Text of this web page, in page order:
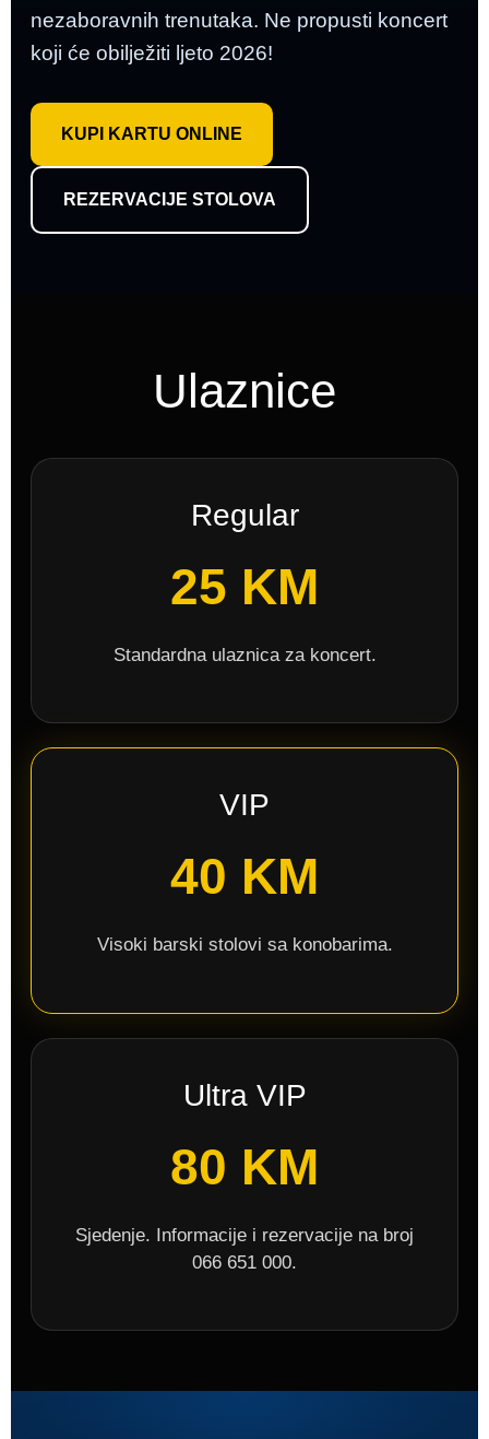
nezaboravnih trenutaka. Ne propusti koncert
koji će obilježiti ljeto 2026!
KUPI KARTU ONLINE
REZERVACIJE STOLOVA
Ulaznice
Regular
25 KM
Standardna ulaznica za koncert.
VIP
40 KM
Visoki barski stolovi sa konobarima.
Ultra VIP
80 KM
Sjedenje. Informacije i rezervacije na broj
066 651 000.